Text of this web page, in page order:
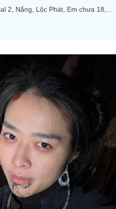
2, Nắng, Lộc Phát, Em chưa 18,...